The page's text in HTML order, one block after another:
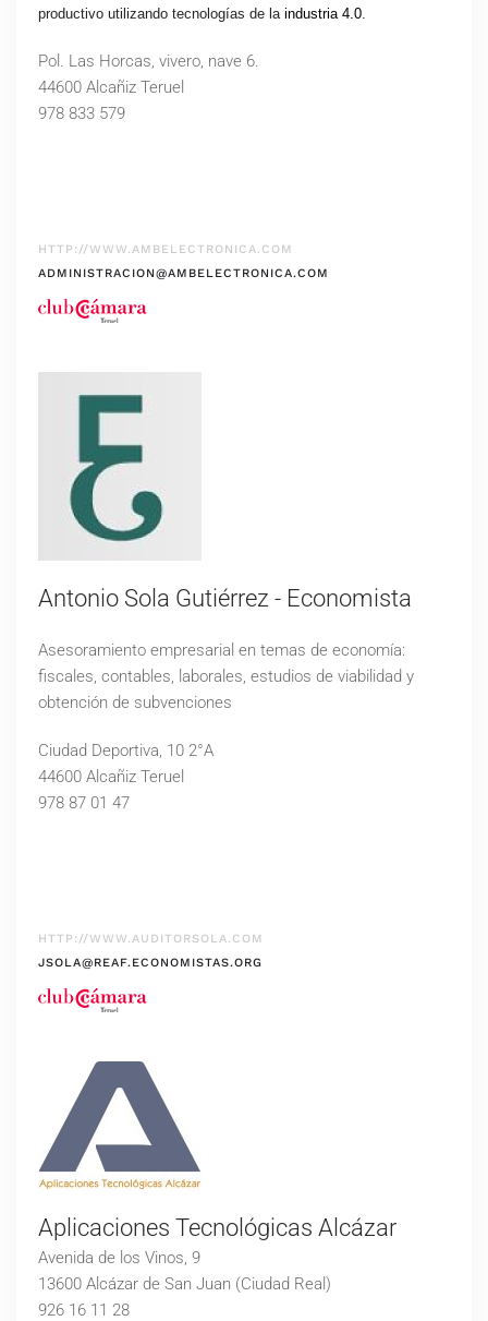
productivo utilizando tecnologías de la industria 4.0.
Pol. Las Horcas, vivero, nave 6.
44600 Alcañiz Teruel
978 833 579
HTTP://WWW.AMBELECTRONICA.COM
ADMINISTRACION@AMBELECTRONICA.COM
Antonio Sola Gutiérrez - Economista
Asesoramiento empresarial en temas de economía:
fiscales, contables, laborales, estudios de viabilidad y
obtención de subvenciones
Ciudad Deportiva, 10 2°A
44600 Alcañiz Teruel
978 87 01 47
HTTP://WWW.AUDITORSOLA.COM
JSOLA@REAF.ECONOMISTAS.ORG
Aplicaciones Tecnológicas Alcázar
Avenida de los Vinos, 9
13600 Alcázar de San Juan (Ciudad Real)
926 16 11 28